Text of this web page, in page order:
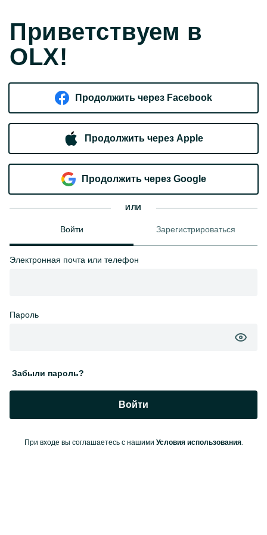
Приветствуем в
OLX!
Продолжить через Facebook
Продолжить через Apple
Продолжить через Google
ИЛИ
Войти Зарегистрироваться
Электронная почта или телефон
Пароль
Забыли пароль?
Войти
При входе вы соглашаетесь с нашими Условия использования.